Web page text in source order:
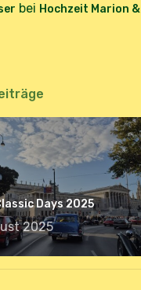
bei Hochzeit Marion &
Days 2025
2025